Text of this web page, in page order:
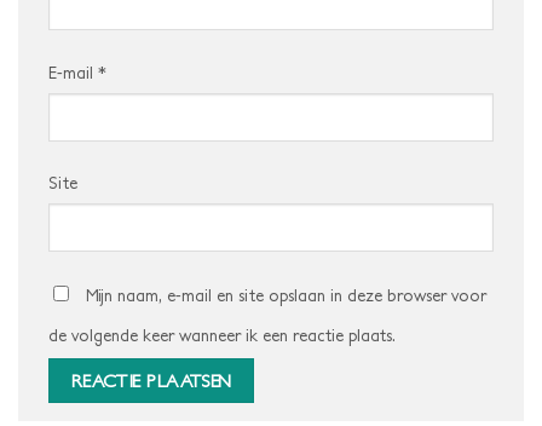
E-mail *
Site
Mijn naam, e-mail en site opslaan in deze browser voor
de volgende keer wanneer ik een reactie plaats.